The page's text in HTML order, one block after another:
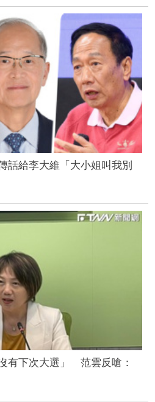
話給李大維「大小姐叫我別
有下次大選」 范雲反嗆：